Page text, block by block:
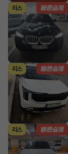
리스
리스
리스